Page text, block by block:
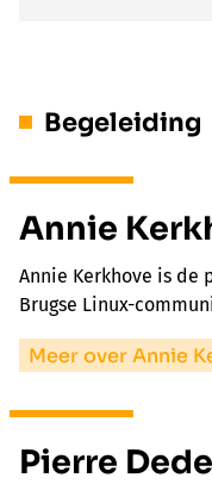
Begeleiding
Annie
Annie Kerkhove is de
Brugse Linux-
Meer over Annie
Pierre